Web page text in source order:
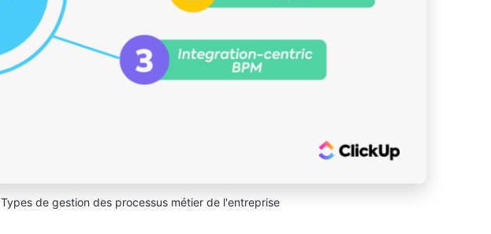
Types de gestion des processus métier de l'entreprise